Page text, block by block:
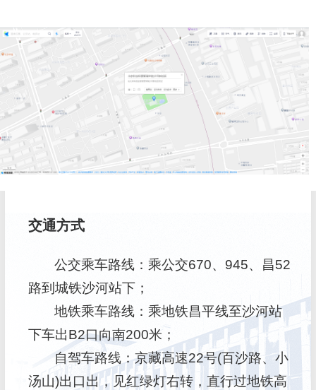
交通方式
公交乘车路线：乘公交670、945、昌52
路到城铁沙河站下；
地铁乘车路线：乘地铁昌平线至沙河站
下车出B2口向南200米；
自驾车路线：京藏高速22号(百沙路、小
汤山)出口出，见红绿灯右转，直行过地铁高